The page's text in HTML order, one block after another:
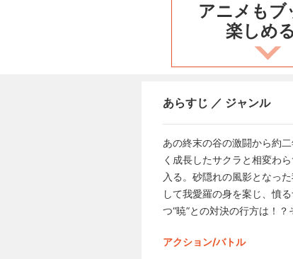
アニメもブ
楽しめ
あらすじ ／ ジャンル
あの終末の谷の激闘から約
く成長したサクラと相変わ
入る。砂隠れの風影となっ
して我愛羅の身を案じ、憤
つ“暁”との対決の行方は！
アクション/バトル